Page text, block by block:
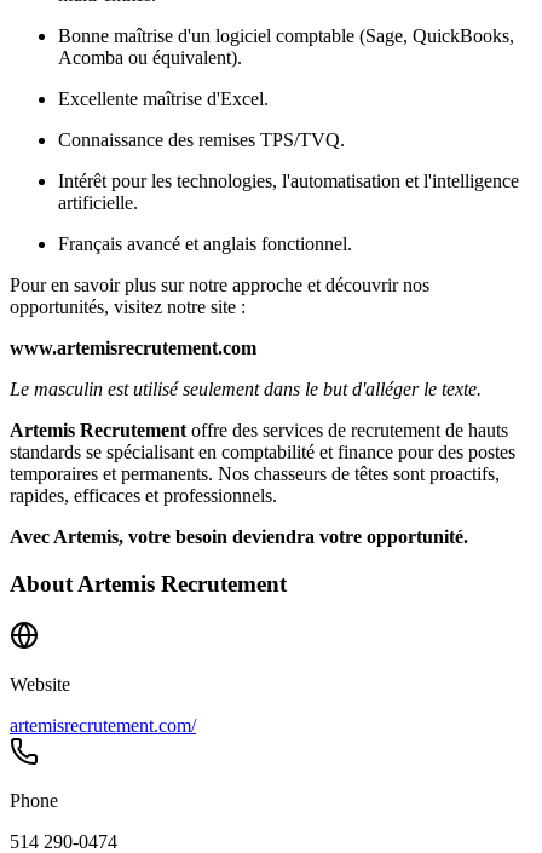
Bonne maîtrise d'un logiciel comptable (Sage, QuickBooks,
Acomba ou équivalent).
Excellente maîtrise d'Excel.
Connaissance des remises TPS/TVQ.
Intérêt pour les technologies, l'automatisation et l'intelligence
artificielle.
Français avancé et anglais fonctionnel.
Pour en savoir plus sur notre approche et découvrir nos
opportunités, visitez notre site :
www.artemisrecrutement.com
Le masculin est utilisé seulement dans le but d'alléger le texte.
Artemis Recrutement offre des services de recrutement de hauts
standards se spécialisant en comptabilité et finance pour des postes
temporaires et permanents. Nos chasseurs de têtes sont proactifs,
rapides, efficaces et professionnels.
Avec Artemis, votre besoin deviendra votre opportunité.
About Artemis Recrutement
Website
artemisrecrutement.com/
Phone
514 290-0474